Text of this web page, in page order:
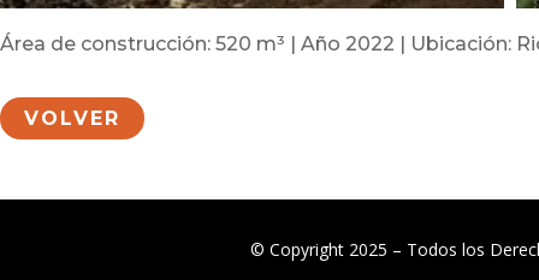
Área de construcción: 520 m³ | Año 2022 | Ubicación:
VOLVER
© Copyright 2025 – Todos los